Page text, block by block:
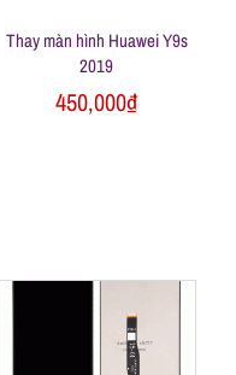
Thay màn hình Huawei Y9s
2019
450,000₫